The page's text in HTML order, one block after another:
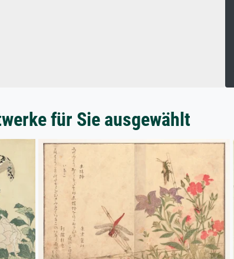
für Sie ausgewählt